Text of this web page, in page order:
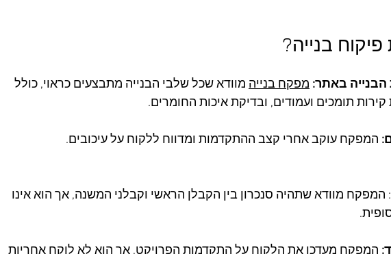
בנייה?
הבנייה באתר: מפקח בנייה מוודא שכל שלבי הבנייה מתבצעים כראוי, כולל
קירות תומכים ועמודים, ובדיקת איכות החומרים.
המפקח עוקב אחרי קצב ההתקדמות ומדווח ללקוח על עיכובים.
המפקח מוודא שתהיה סנכרון בין הקבלן הראשי וקבלני המשנה, אך הוא אינו
המפקח מעדכן את הלקוח על התקדמות הפרויקט, אך הוא לא לוקח אחריות